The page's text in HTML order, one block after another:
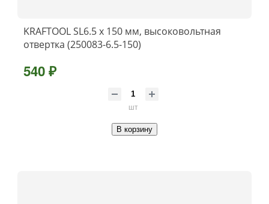
KRAFTOOL SL6.5 х 150 мм, высоковольтная
отвертка (250083-6.5-150)
540 ₽
шт
В корзину